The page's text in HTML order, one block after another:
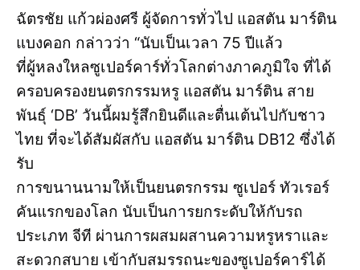
ฉัตรชัย แก้วผ่องศรี ผู้จัดการทั่วไป แอสตัน มาร์ติน
แบงคอก กล่าวว่า “นับเป็นเวลา 75 ปีแล้ว
ที่ผู้หลงใหลซูเปอร์คาร์ทั่วโลกต่างภาคภูมิใจ ที่ได้
ครอบครองยนตรกรรมหรู แอสตัน มาร์ติน สาย
พันธุ์ ‘DB’ วันนี้ผมรู้สึกยินดีและตื่นเต้นไปกับชาว
ไทย ที่จะได้สัมผัสกับ แอสตัน มาร์ติน DB12 ซึ่งได้
รับ
การขนานนามให้เป็นยนตรกรรม ซูเปอร์ ทัวเรอร์
คันแรกของโลก นับเป็นการยกระดับให้กับรถ
ประเภท จีที ผ่านการผสมผสานความหรูหราและ
สะดวกสบาย เข้ากับสมรรถนะของซูเปอร์คาร์ได้